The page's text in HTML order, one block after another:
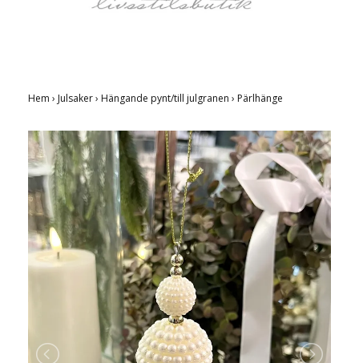
Hem › Julsaker› Hängande pynt/till julgranen › Pärlhänge